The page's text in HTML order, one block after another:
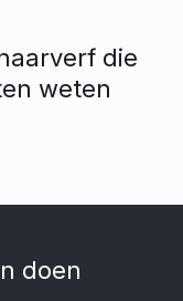
die
weten
doen